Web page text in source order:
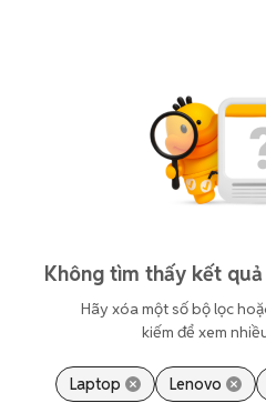
Không tìm thấy kết
Hãy xóa một số bộ lọc
kiếm để xem
Laptop Lenovo